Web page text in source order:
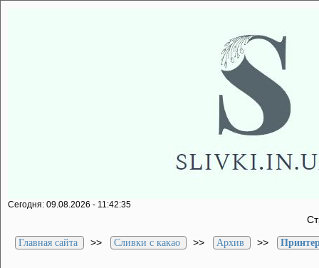
Сегодня: 09.08.2026 - 11:42:35
Главная сайта >> Сливки с какао >> Архив >>